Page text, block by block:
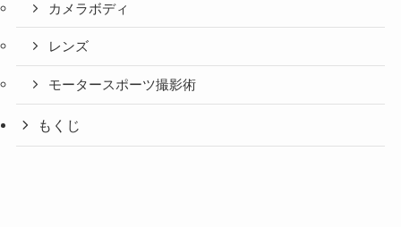
カメラボディ
レンズ
モータースポーツ撮影術
もくじ